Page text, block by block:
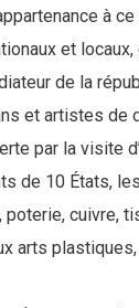
à
et locaux,
de la
et artistes de
par la visite
de 10 États,
cuivre,
arts